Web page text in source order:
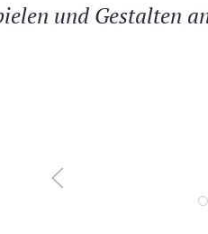
und Gestalten